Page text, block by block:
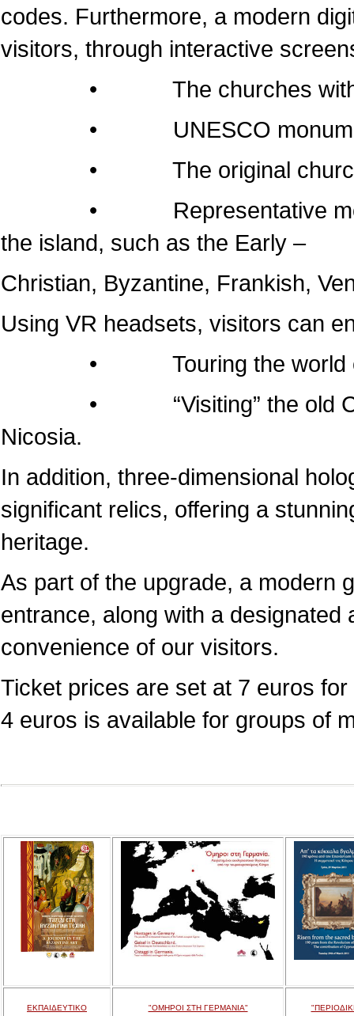
codes. Furthermore, a modern
visitors, through interactive
• The churches within
• UNESCO
• The original churches
• Representative
the island, such as the Early –
Christian, Byzantine, Frankish,
Using VR headsets, visitors can
• Touring the world of
• “Visiting” the old
Nicosia.
In addition, three-dimensional
significant relics, offering a
heritage.
As part of the upgrade, a modern
entrance, along with a
convenience of our visitors.
Ticket prices are set at 7 euros
4 euros is available for groups of
ΕΚΠΑΙΔΕΥΤΙΚΟ
"ΟΜΗΡΟΙ ΣΤΗ ΓΕΡΜΑΝΙΑ"